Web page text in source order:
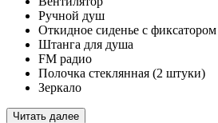
Ручной душ
Откидное сиденье с фиксатором
Штанга для душа
FM радио
Полочка стеклянная (2 штуки)
Зеркало
Читать далее